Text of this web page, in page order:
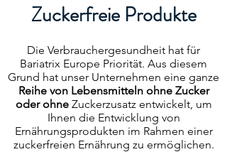
Zuckerfreie Produkte
Die Verbrauchergesundheit hat für
Bariatrix Europe Priorität. Aus diesem
Grund hat unser Unternehmen eine ganze
Reihe von Lebensmitteln ohne Zucker
oder ohneZuckerzusatz entwickelt, um
Ihnen die Entwicklung von
Ernährungsprodukten im Rahmen einer
zuckerfreien Ernährung zu ermöglichen.